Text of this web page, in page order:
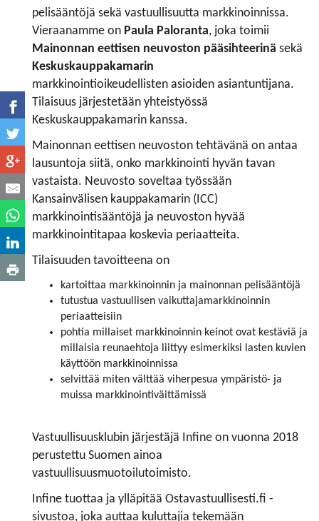
pelisääntöjä sekä vastuullisuutta markkinoinnissa.
Vieraanamme on Paula Paloranta, joka toimii
Mainonnan eettisen neuvoston pääsihteerinä sekä
Keskuskauppakamarin
markkinointioikeudellisten asioiden asiantuntijana.
Tilaisuus järjestetään yhteistyössä
Keskuskauppakamarin kanssa.
Mainonnan eettisen neuvoston tehtävänä on antaa
lausuntoja siitä, onko markkinointi hyvän tavan
vastaista. Neuvosto soveltaa työssään
Kansainvälisen kauppakamarin (ICC)
markkinointisääntöjä ja neuvoston hyvää
markkinointitapaa koskevia periaatteita.
Tilaisuuden tavoitteena on
kartoittaa markkinoinnin ja mainonnan pelisääntöjä
tutustua vastuullisen vaikuttajamarkkinoinnin
periaatteisiin
pohtia millaiset markkinoinnin keinot ovat kestäviä ja
millaisia reunaehtoja liittyy esimerkiksi lasten kuvien
käyttöön markkinoinnissa
selvittää miten välttää viherpesua ympäristö- ja
muissa markkinointiväittämissä
Vastuullisuusklubin järjestäjä Infine on vuonna 2018
perustettu Suomen ainoa
vastuullisuusmuotoilutoimisto.
Infine tuottaa ja ylläpitää Ostavastuullisesti.fi -
sivustoa, joka auttaa kuluttajia tekemään